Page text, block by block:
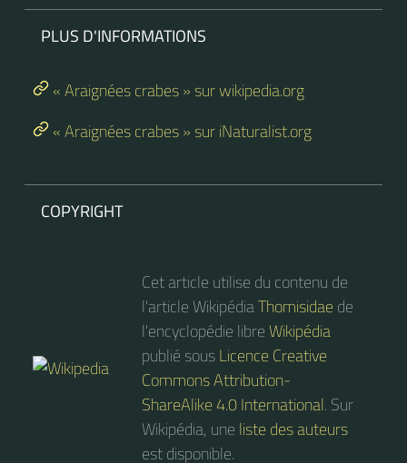
PLUS D'INFORMATIONS
« Araignées crabes » sur wikipedia.org
« Araignées crabes » sur iNaturalist.org
COPYRIGHT
Cet article utilise du contenu de
l'article WikipédiaThomisidae de
l'encyclopédie libreWikipédia
publié sousLicence Creative
Commons Attribution-
ShareAlike 4.0 International. Sur
Wikipédia, une liste des auteurs
est disponible.